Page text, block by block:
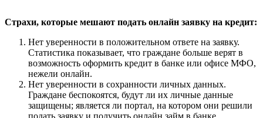
Страхи, которые мешают подать онлайн заявку на кредит:
Нет уверенности в положительном ответе на заявку.
Статистика показывает, что граждане больше верят в
возможность оформить кредит в банке или офисе МФО,
нежели онлайн.
Нет уверенности в сохранности личных данных.
Граждане беспокоятся, будут ли их личные данные
защищены; является ли портал, на котором они решили
подать заявку и получить онлайн займ в банке,